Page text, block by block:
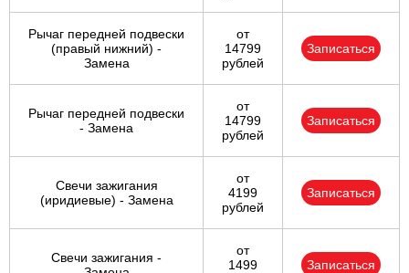
Рычаг передней подвески
(правый нижний) -
Замена
от
14799
рублей
Записаться
Рычаг передней подвески
- Замена
от
14799
рублей
Записаться
Свечи зажигания
(иридиевые) - Замена
от
4199
рублей
Записаться
Свечи зажигания -
от
1499
Записаться